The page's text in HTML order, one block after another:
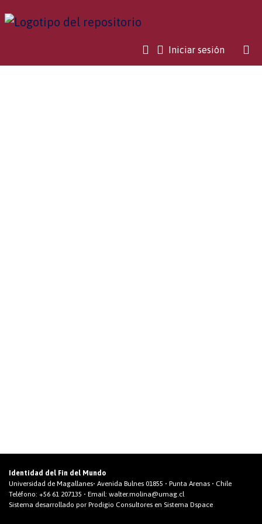
Iniciar sesión(current)
Identidad del Fin del Mundo
Universidad de Magallanes• Avenida Bulnes 01855 • Punta Arenas • Chile
Teléfono: +56 61 207135 • Email: walter.molina@umag.cl
Sistema desarrollado por Prodigio Consultores en Sistema Dspace